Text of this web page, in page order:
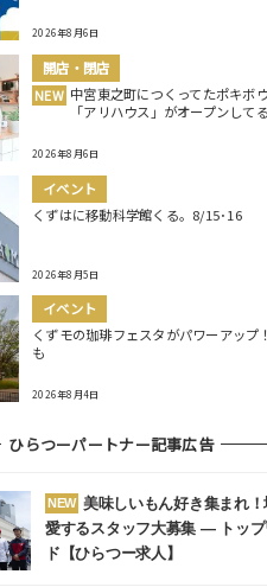
2026年8月6日
開店・閉店
NEW 中宮東之町につくってたポキボ
「アリハウス」がオープンしてる
2026年8月6日
イベント
くずはに移動科学館くる。8/15･16
2026年8月5日
イベント
くずモの珈琲フェスタがパワーアップ
も
2026年8月4日
ひらつーパートナー記事広告
NEW 美味しいもん好き集まれ
愛するスタッフ大募集 ― トッ
ド【ひらつー求人】